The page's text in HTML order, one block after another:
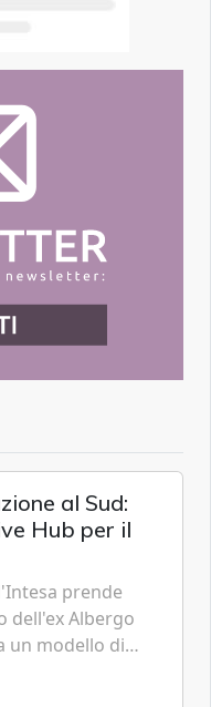
al Sud:
Hub per il
prende
dell'ex Albergo
un modello di
a una rete di